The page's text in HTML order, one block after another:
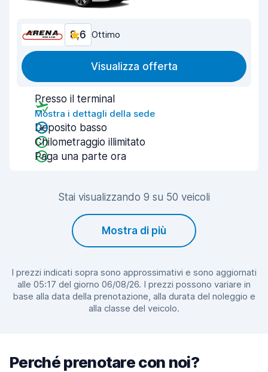
8,6 Ottimo
Visualizza offerta
Presso il terminal
Mostra i dettagli della sede
Deposito basso
Chilometraggio illimitato
Paga una parte ora
Stai visualizzando 9 su 50 veicoli
Mostra di più
I prezzi indicati sopra sono approssimativi e sono aggiornati
alle 05:17 del giorno 06/08/26. I prezzi possono variare in
base alla data della prenotazione, alla durata del noleggio e
alla classe del veicolo.
Perché prenotare con noi?